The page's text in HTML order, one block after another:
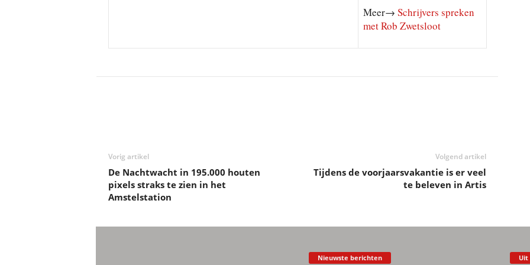
Meer→ Schrijvers spreken
met Rob Zwetsloot
Vorig artikel
De Nachtwacht in 195.000 houten
pixels straks te zien in het
Amstelstation
Volgend artikel
Tijdens de voorjaarsvakantie is er veel
te beleven in Artis
Nieuwste berichten Uit